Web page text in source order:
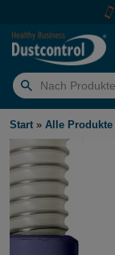
Suchen
nach:
Start » Alle Produkte